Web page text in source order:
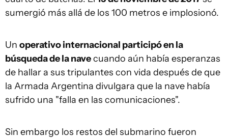
sumergió más allá de los 100 metros e implosionó.
Un operativo internacional participó en la
búsqueda de la navecuando aún había esperanzas
de hallar a sus tripulantes con vida después de que
la Armada Argentina divulgara que la nave había
sufrido una "falla en las comunicaciones".
Sin embargo los restos del submarino fueron